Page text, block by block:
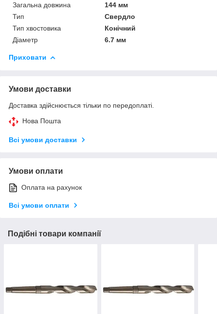
Загальна довжина
144 мм
Тип
Свердло
Тип хвостовика
Конічний
Діаметр
6.7 мм
Приховати
Умови доставки
Доставка здійснюється тільки по передоплаті.
Нова Пошта
Всі умови доставки
Умови оплати
Оплата на рахунок
Всі умови оплати
Подібні товари компанії